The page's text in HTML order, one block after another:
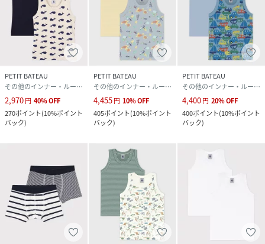
PETIT BATEAU
その他のインナー・ルームウェア
2,970円 40%OFF
270ポイント(10%ポイント
バック)
PETIT BATEAU
その他のインナー・ルームウェア
4,455円 10%OFF
405ポイント(10%ポイント
バック)
PETIT BATEAU
その他のインナー・ルームウェア
4,400円 20%OFF
400ポイント(10%ポイント
バック)